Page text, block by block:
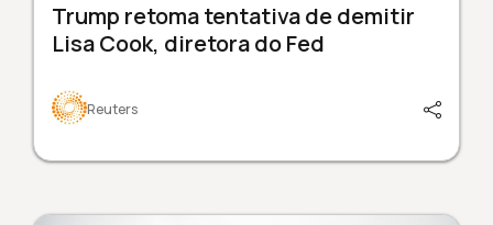
Trump retoma tentativa de demitir
Lisa Cook, diretora do Fed
Reuters